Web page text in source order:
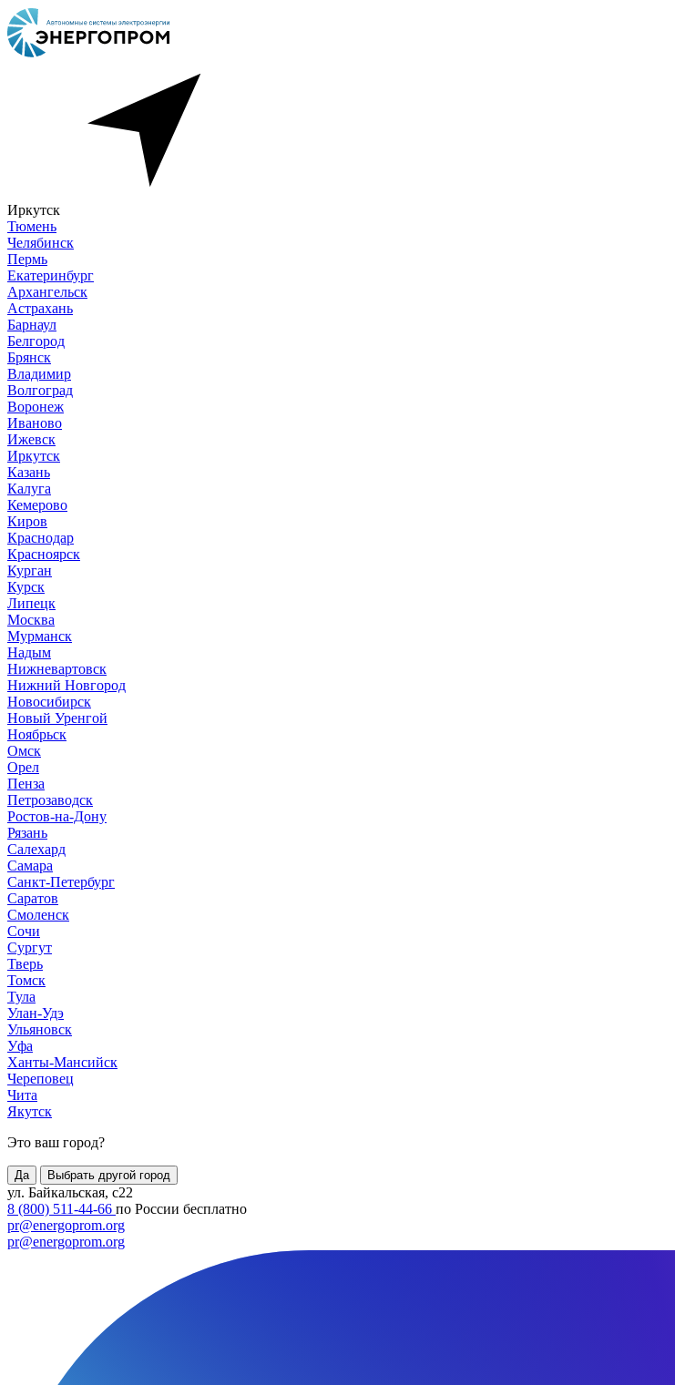
Иркутск
Тюмень
Челябинск
Пермь
Екатеринбург
Архангельск
Астрахань
Барнаул
Белгород
Брянск
Владимир
Волгоград
Воронеж
Иваново
Ижевск
Иркутск
Казань
Калуга
Кемерово
Киров
Краснодар
Красноярск
Курган
Курск
Липецк
Москва
Мурманск
Надым
Нижневартовск
Нижний Новгород
Новосибирск
Новый Уренгой
Ноябрьск
Омск
Орел
Пенза
Петрозаводск
Ростов-на-Дону
Рязань
Салехард
Самара
Санкт-Петербург
Саратов
Смоленск
Сочи
Сургут
Тверь
Томск
Тула
Улан-Удэ
Ульяновск
Уфа
Ханты-Мансийск
Череповец
Чита
Якутск
Это ваш город?
Да Выбрать другой город
ул. Байкальская, с22
8 (800) 511-44-66 по России бесплатно
pr@energoprom.org
pr@energoprom.org